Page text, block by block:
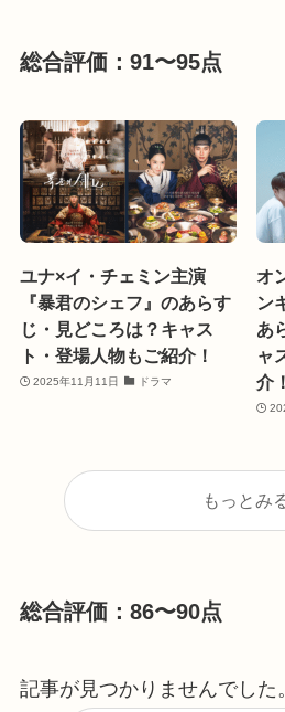
総合評価：91〜95点
ユナ×イ・チェミン主演
『暴君のシェフ』のあらす
じ・見どころは？キャス
ト・登場人物もご紹介！
2025年11月11日 ドラマ
オ
ン
あ
ャ
介！
もっとみ
総合評価：86〜90点
記事が見つかりませんでした。